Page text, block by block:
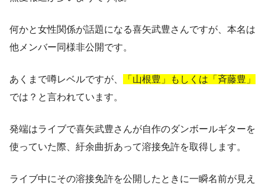
何かと女性関係が話題になる喜矢武豊さんですが、本名は
他メンバー同様非公開です。
あくまで噂レベルですが、
「山根豊」もしくは「斉藤豊」
では？と言われています。
発端はライブで喜矢武豊さんが自作のダンボールギターを
使っていた際、紆余曲折あって溶接免許を取得します。
ライブ中にその溶接免許を公開したときに一瞬名前が見え